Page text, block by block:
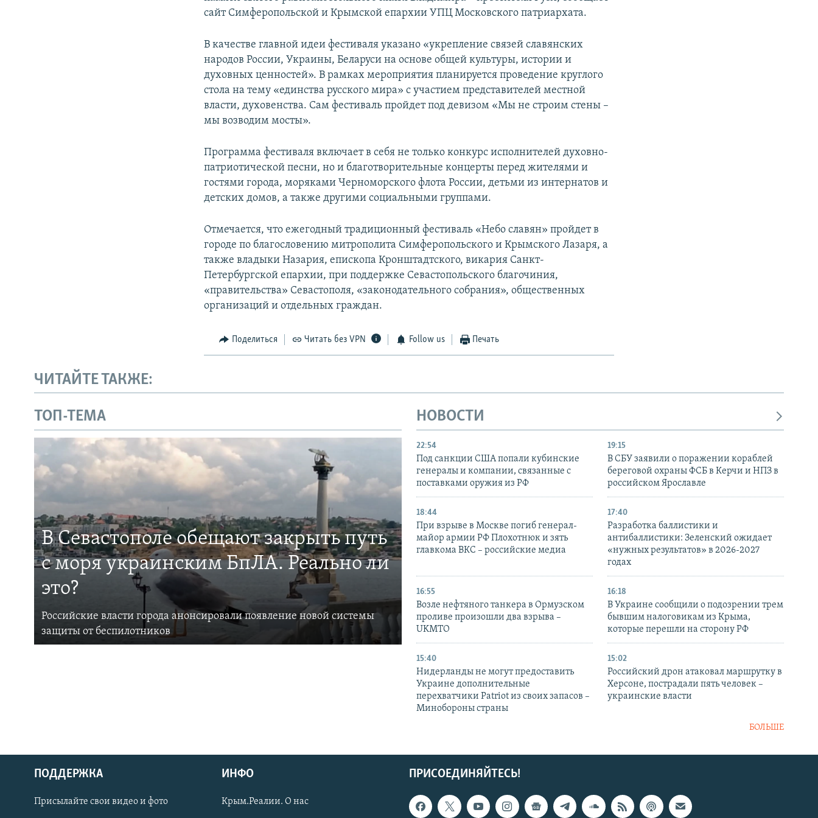
Українською
сайт Симферопольской и Крымской епархии УПЦ Московского патриархата.
В качестве главной идеи фестиваля указано «укрепление связей славянских
народов России, Украины, Беларуси на основе общей культуры, истории и
духовных ценностей». В рамках мероприятия планируется проведение круглого
стола на тему «единства русского мира» с участием представителей местной
власти, духовенства. Сам фестиваль пройдет под девизом «Мы не строим стены –
мы возводим мосты».
Программа фестиваля включает в себя не только конкурс исполнителей духовно-
патриотической песни, но и благотворительные концерты перед жителями и
гостями города, моряками Черноморского флота России, детьми из интернатов и
детских домов, а также другими социальными группами.
Отмечается, что ежегодный традиционный фестиваль «Небо славян» пройдет в
городе по благословению митрополита Симферопольского и Крымского Лазаря, а
также владыки Назария, епископа Кронштадтского, викария Санкт-
Петербургской епархии, при поддержке Севастопольского благочиния,
«правительства» Севастополя, «законодательного собрания», общественных
организаций и отдельных граждан.
Поделиться Читать без VPN Follow us Печать
ЧИТАЙТЕ ТАКЖЕ:
ТОП-ТЕМА
В Севастополе обещают закрыть путь
с моря украинским БпЛА. Реально ли
это?
Российские власти города анонсировали появление новой системы
защиты от беспилотников
НОВОСТИ
22:54
Под санкции США попали кубинские
генералы и компании, связанные с
поставками оружия из РФ
19:15
В СБУ заявили о поражении кораблей
береговой охраны ФСБ в Керчи и НПЗ в
российском Ярославле
18:44
При взрыве в Москве погиб генерал-
майор армии РФ Плохотнюк и зять
главкома ВКС – российские медиа
17:40
Разработка баллистики и
антибаллистики: Зеленский ожидает
«нужных результатов» в 2026-2027
годах
16:55
Возле нефтяного танкера в Ормузском
проливе произошли два взрыва –
UKMTO
16:18
В Украине сообщили о подозрении трем
бывшим налоговикам из Крыма,
которые перешли на сторону РФ
15:40
Нидерланды не могут предоставить
Украине дополнительные
перехватчики Patriot из своих запасов –
Минобороны страны
15:02
Российский дрон атаковал маршрутку в
Херсоне, пострадали пять человек –
украинские власти
БОЛЬШЕ
ПРИСОЕДИНЯЙТЕСЬ!
ПОДДЕРЖКА
Присылайте свои видео и фото
ИНФО
Крым.Реалии. О нас